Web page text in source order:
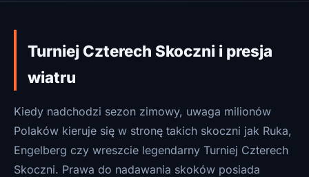
Turniej Czterech Skoczni i presja
wiatru
Kiedy nadchodzi sezon zimowy, uwaga milionów
Polaków kieruje się w stronę takich skoczni jak Ruka,
Engelberg czy wreszcie legendarny Turniej Czterech
Skoczni. Prawa do nadawania skoków posiada